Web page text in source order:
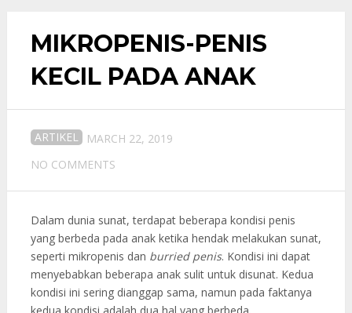
MIKROPENIS-PENIS
KECIL PADA ANAK
MARCH 22, 2019
ARTIKEL
NO COMMENTS
Dalam dunia sunat, terdapat beberapa kondisi penis
yang berbeda pada anak ketika hendak melakukan sunat,
seperti mikropenis dan burried penis. Kondisi ini dapat
menyebabkan beberapa anak sulit untuk disunat. Kedua
kondisi ini sering dianggap sama, namun pada faktanya